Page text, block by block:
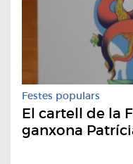
Festes populars
El cartell de la
ganxona